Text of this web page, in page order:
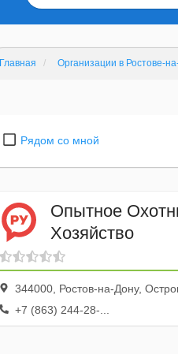
Главная Организации в Ростове-
Рядом со мной
Опытное
Хозяйство
344000, Ростов-на-Дону,
+7 (863) 244-28-...